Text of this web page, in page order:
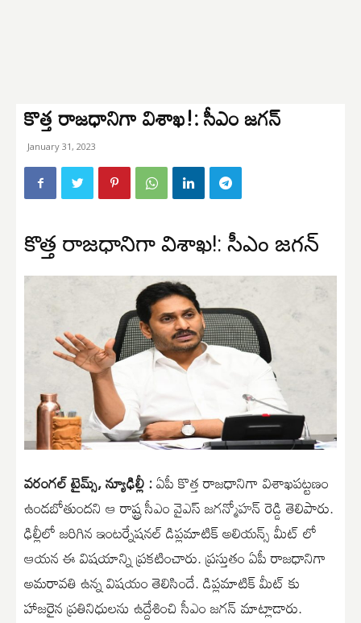
కొత్త రాజధానిగా విశాఖ!: సీఎం జగన్
January 31, 2023
కొత్త రాజధానిగా విశాఖ!: సీఎం జగన్
వరంగల్ టైమ్స్, న్యూఢిల్లీ :ఏపీ కొత్త రాజధానిగా విశాఖపట్టణం
ఉండబోతుందని ఆ రాష్ట్ర సీఎం వైఎస్ జగన్మోహన్ రెడ్డి తెలిపారు.
ఢిల్లీలో జరిగిన ఇంటర్నేషనల్ డిప్లమాటిక్ అలియన్స్ మీట్ లో
ఆయన ఈ విషయాన్ని ప్రకటించారు. ప్రస్తుతం ఏపీ రాజధానిగా
అమరావతి ఉన్న విషయం తెలిసిందే. డిప్లమాటిక్ మీట్ కు
హాజరైన ప్రతినిధులను ఉద్దేశించి సీఎం జగన్ మాట్లాడారు.